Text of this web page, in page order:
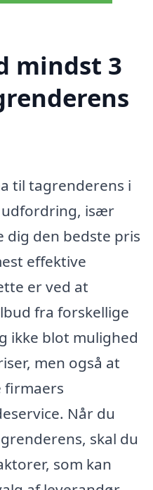
mindst 3
til tagrenderens i
udfordring, især
dig den bedste pris
effektive
er ved at
fra forskellige
ikke blot mulighed
men også at
firmaers
Når du
skal du
som kan